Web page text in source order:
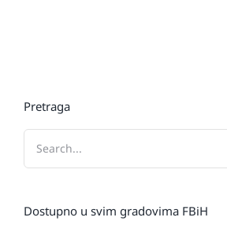
Pretraga
Dostupno u svim gradovima FBiH